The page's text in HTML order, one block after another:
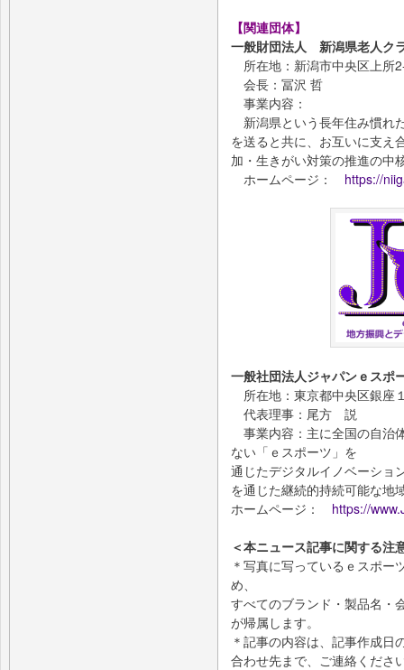
【関連団体】
一般財団法人 新潟県老人ク
所在地：新潟市中央区上所
会長：冨沢 哲
事業内容：
新潟県という長年住み慣れ
を送ると共に、お互いに支え
加・生きがい対策の推進の中
ホームページ： https://
一般社団法人ジャパンｅスポ
所在地：東京都中央区銀座
代表理事：尾方 説
事業内容：主に全国の自治
ない「ｅスポーツ」を
通じたデジタルイノベーショ
を通じた継続的持続可能な地
ホームページ： https://
＜本ニュース記事に関する注
＊写真に写っているｅスポ
め、
すべてのブランド・製品名・
が帰属します。
＊記事の内容は、記事作成日
合わせ先まで、ご連絡くださ